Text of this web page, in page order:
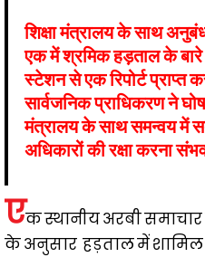
शिक्षा मंत्रालय के साथ
एक में श्रमिक हड़ताल के
स्टेशन से एक रिपोर्ट
सार्वजनिक प्राधिकरण ने
मंत्रालय के साथ समन्वय में
अधिकारों की रक्षा करना
एक स्थानीय अरबी समाचार
के अनुसार हड़ताल में शामिल